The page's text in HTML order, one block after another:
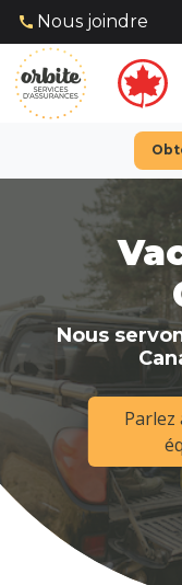
Nous joindre
Nous